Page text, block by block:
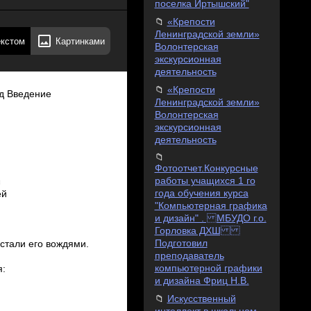
Картинками
пожертвовать частью урожая. Им оставалось зерна только на то, чтобы прокормить себя, скотину, да засеять поля на следующий год. Всё чаще обращались люди к Золотарёву: ­Вот ты партийный ­ рассуждали его односельчане. ­ Ну и расскажи нам об этой самой революции. Почему она не дала нам землю? Кляп ею делать, такой революцией? ­ Всему свой черед, ­ объяснял Иосип Исидорович. ­ Земля будет нашей. Изберем верных людей в сельский Совет и решим вопрос об изъятии земли у Шубина и Болховитиной. ­ А где они, верные люди? ­ наседали крестьяне. ­ Найдем таких среди вас. ­ А кто будет искать­то? ­ Поживем – увидим. Крестьяне спорили, горячились, не отступали от Золотарева. Иосип Исидорович присматривался к односельчанам, изучая обстановку. Быстрый в движениях, как все кавалеристы, он не сидел дома. Ходил пешком в Хлевное. Тут он познакомился с Яковом 3Васильевичем Пожидаевым. Вместе с ним создали партийную ячейку. Побывал Иосиф Исидорович и в Задонске. Каждый раз, возвратившись из уездного центра, хмурил брови. ­ Чем ты недоволен? ­ спрашивал его Я.В.Пожидаев. ­ Всем! ­ рез
поселка Иртышский"
«Крепости
Ленинградской земли»
Волонтерская
экскурсионная
деятельность
«Крепости
Ленинградской земли»
Волонтерская
экскурсионная
деятельность
Фотоотчет.Конкурсные
работы учащихся 1 го
года обучения курса
"Компьютерная графика
и дизайн" . МБУДО г.о.
Горловка ДХШ
Подготовил
преподаватель
компьютерной графики
и дизайна Фриц Н.В.
Искусственный